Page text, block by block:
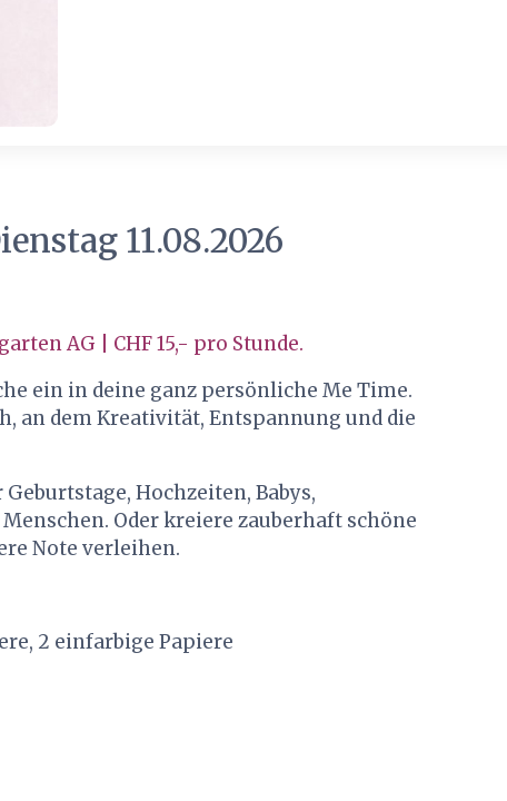
11.08.2026
AG | CHF 15,- pro Stunde.
ein in deine ganz persönliche Me Time.
an dem Kreativität, Entspannung und die
Hochzeiten, Babys,
Oder kreiere zauberhaft schöne
Note verleihen.
2 einfarbige Papiere